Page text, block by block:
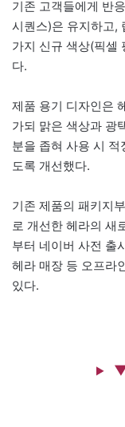
기존 고객들에게 반
시퀀스)은 유지하고,
가지 신규 색상(픽셀
다.
제품 용기 디자인은
가되 맑은 색상과 광
분을 좁혀 사용 시
도록 개선했다.
기존 제품의 패키지
로 개선한 헤라의 새
부터 네이버 사전 출
헤라 매장 등 오프라
있다.